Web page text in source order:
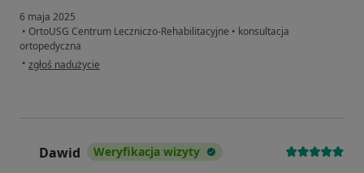
6 maja 2025
• OrtoUSG Centrum Leczniczo-Rehabilitacyjne • konsultacja
ortopedyczna
• w opinii użytkownika Joanna
zgłoś nadużycie
Dawid Weryfikacja wizyty